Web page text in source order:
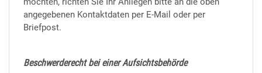
angegebenen Kontaktdaten per E-Mail oder per
Briefpost.
Beschwerderecht bei einer Aufsichtsbehörde